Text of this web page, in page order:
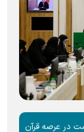
در عرصه قرآن